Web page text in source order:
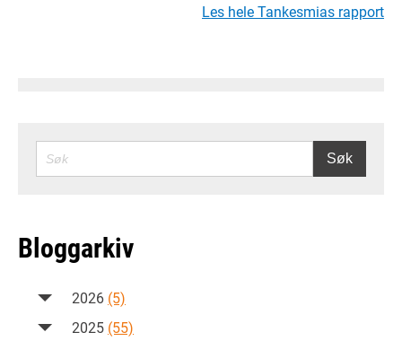
Les hele Tankesmias rapport
SØK Søk
Bloggarkiv
2026 (5)
2025 (55)